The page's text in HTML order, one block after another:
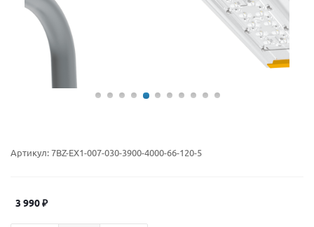
Артикул:7BZ-EX1-007-030-3900-4000-66-120-5
3 990₽